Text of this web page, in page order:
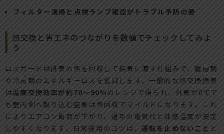
フィルター清掃と点検ランプ確認がトラブル予防の要
熱交換と省エネのつながりを数値でチェックしてみよ
う
ロスガードは排気の熱を回収して給気に渡す仕組みで、暖房期
や冷房期のエネルギーロスを低減します。一般的な熱交換換気
は温度交換効率が約70～90％のレンジで語られ、外気が0℃で
も室内側へ取り込む空気は熱回収でマイルドになります。これ
によりエアコン負荷が下がり、通年の電気代と体感温度が安定
しやすくなります。日常運用のコツは、 運転を止めないこと と